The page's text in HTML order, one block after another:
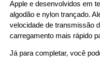
Apple e desenvolvidos em
algodão e nylon trançado.
velocidade de transmissão
carregamento mais rápido
Já para completar, você